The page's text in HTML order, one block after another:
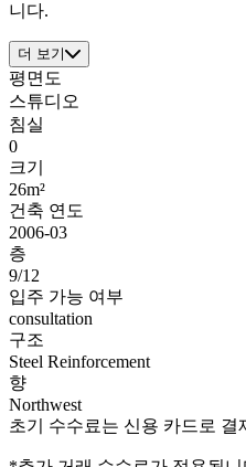
니다.
더 보기
평면도
스튜디오
침실
0
크기
26m²
건축 연도
2006-03
층
9/12
입주 가능 여부
consultation
구조
Steel Reinforcement
향
Northwest
초기 수수료는 신용 카드로 결